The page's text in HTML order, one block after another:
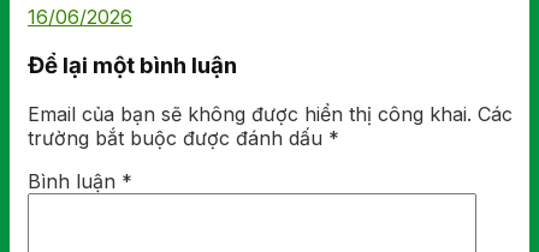
16/06/2026
Để lại một bình luận
Email của bạn sẽ không được hiển thị công khai. Các
trường bắt buộc được đánh dấu *
Bình luận *